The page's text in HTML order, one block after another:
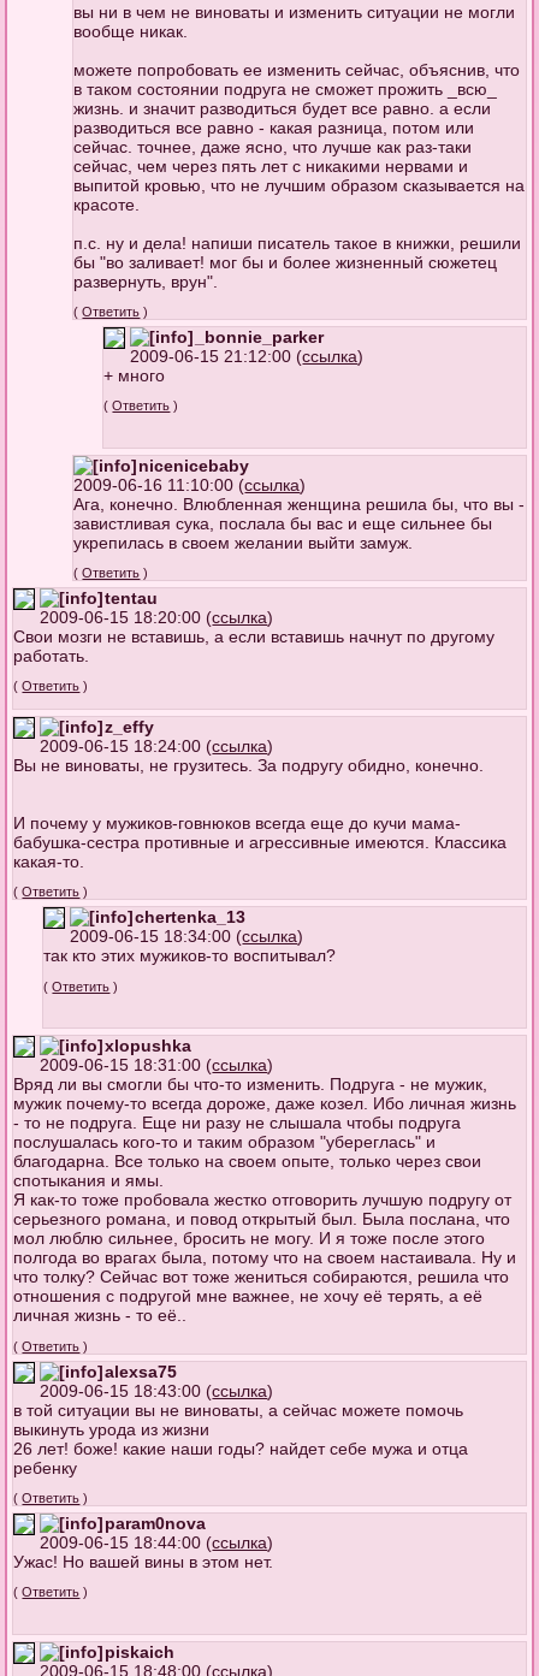
вы ни в чем не виноваты и изменить ситуации не могли
вообще никак.
можете попробовать ее изменить сейчас, объяснив, что
в таком состоянии подруга не сможет прожить _всю_
жизнь. и значит разводиться будет все равно. а если
разводиться все равно - какая разница, потом или
сейчас. точнее, даже ясно, что лучше как раз-таки
сейчас, чем через пять лет с никакими нервами и
выпитой кровью, что не лучшим образом сказывается на
красоте.
п.с. ну и дела! напиши писатель такое в книжки, решили
бы "во заливает! мог бы и более жизненный сюжетец
развернуть, врун".
(Ответить )
_bonnie_parker
2009-06-15 21:12:00 (ссылка)
+ много
(Ответить )
nicenicebaby
2009-06-16 11:10:00 (ссылка)
Ага, конечно. Влюбленная женщина решила бы, что вы -
завистливая сука, послала бы вас и еще сильнее бы
укрепилась в своем желании выйти замуж.
(Ответить )
tentau
2009-06-15 18:20:00 (ссылка)
Свои мозги не вставишь, а если вставишь начнут по другому
работать.
(Ответить )
z_effy
2009-06-15 18:24:00 (ссылка)
Вы не виноваты, не грузитесь. За подругу обидно, конечно.
И почему у мужиков-говнюков всегда еще до кучи мама-
бабушка-сестра противные и агрессивные имеются. Классика
какая-то.
(Ответить )
chertenka_13
2009-06-15 18:34:00 (ссылка)
так кто этих мужиков-то воспитывал?
(Ответить )
xlopushka
2009-06-15 18:31:00 (ссылка)
Вряд ли вы смогли бы что-то изменить. Подруга - не мужик,
мужик почему-то всегда дороже, даже козел. Ибо личная жизнь
- то не подруга. Еще ни разу не слышала чтобы подруга
послушалась кого-то и таким образом "убереглась" и
благодарна. Все только на своем опыте, только через свои
спотыкания и ямы.
Я как-то тоже пробовала жестко отговорить лучшую подругу от
серьезного романа, и повод открытый был. Была послана, что
мол люблю сильнее, бросить не могу. И я тоже после этого
полгода во врагах была, потому что на своем настаивала. Ну и
что толку? Сейчас вот тоже жениться собираются, решила что
отношения с подругой мне важнее, не хочу её терять, а её
личная жизнь - то её..
(Ответить )
alexsa75
2009-06-15 18:43:00 (ссылка)
в той ситуации вы не виноваты, а сейчас можете помочь
выкинуть урода из жизни
26 лет! боже! какие наши годы? найдет себе мужа и отца
ребенку
(Ответить )
param0nova
2009-06-15 18:44:00 (ссылка)
Ужас! Но вашей вины в этом нет.
(Ответить )
piskaich
2009-06-15 18:48:00 (ссылка)